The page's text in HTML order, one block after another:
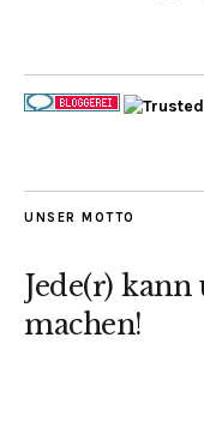
UNSER MOTTO
Jede(r) kann
machen!